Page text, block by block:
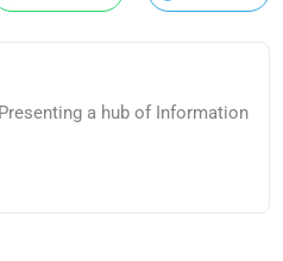
a hub of Information